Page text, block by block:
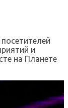
и
на Планете